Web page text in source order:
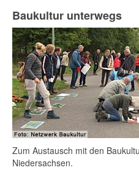
Baukultur unterwegs
Zum Austausch mit den
Niedersachsen.